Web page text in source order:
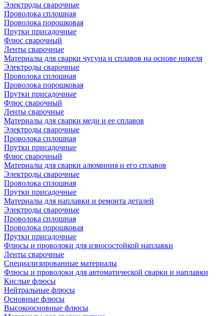
Электроды сварочные
Проволока сплошная
Проволока порошковая
Прутки присадочные
Флюс сварочный
Ленты сварочные
Материалы для сварки чугуна и сплавов на основе никеля
Электроды сварочные
Проволока сплошная
Проволока порошковая
Прутки присадочные
Флюс сварочный
Ленты сварочные
Материалы для сварки меди и ее сплавов
Электроды сварочные
Проволока сплошная
Прутки присадочные
Флюс сварочный
Материалы для сварки алюминия и его сплавов
Электроды сварочные
Проволока сплошная
Прутки присадочные
Материалы для наплавки и ремонта деталей
Электроды сварочные
Проволока сплошная
Проволока порошковая
Прутки присадочные
Флюсы и проволоки для износостойкой наплавки
Ленты сварочные
Специализированные материалы
Флюсы и проволоки для автоматической сварки и наплавки
Кислые флюсы
Нейтральные флюсы
Основные флюсы
Высокоосновные флюсы